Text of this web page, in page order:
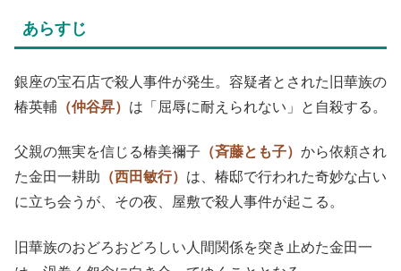
あらすじ
銀座の宝石店で殺人事件が発生。容疑者とされた旧華族の
椿英輔 （仲谷昇） は「屈辱に耐えられない」と自殺する。
父親の無実を信じる椿美禰子 （斉藤とも子） から依頼され
た金田一耕助 （西田敏行） は、椿邸で行われた奇妙な占い
に立ち会うが、その夜、屋敷で殺人事件が起こる。
旧華族のおどろおどろしい人間関係を突き止めた金田一